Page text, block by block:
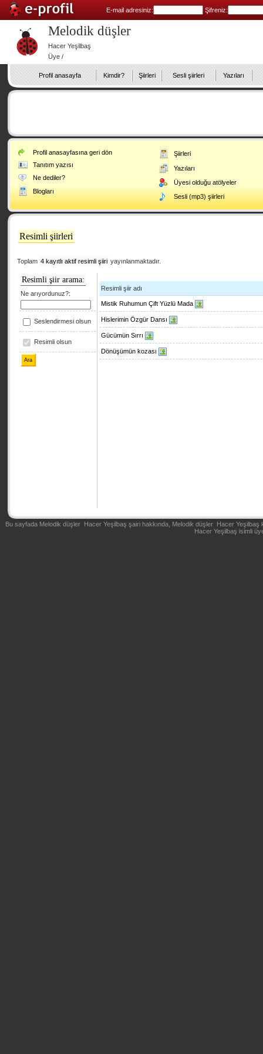
E-mail adresiniz: Şifreniz:
Melodik düşler
Hacer Yeşilbaş
Üye /
Profil anasayfa Kimdir? Şiirleri Sesli şiirleri Yazıları
Profil anasayfasına geri dön
Tanıtım yazısı
Ne dediler?
Blogları
Şiirleri
Yazıları
Üyesi olduğu atölyeler
Sesli (mp3) şiirleri
Resimli şiirleri
Toplam 4 kayıtlı aktif resimli şiiri yayınlanmaktadır.
Resimli şiir arama:
Ne arıyordunuz?:
Seslendirmesi olsun
Resimli olsun
Resimli şiir adı
Mistik Ruhumun Çift Yüzlü Mada
Hislerimin Özgür Dansı
Gücümün Sırrı
Dönüşümün kozası
Bu sayfada Melodik düşler Hacer Yeşilbaş şairi hakkında, Melodik düşler Hacer
Hacer Yeşilbaş isimli